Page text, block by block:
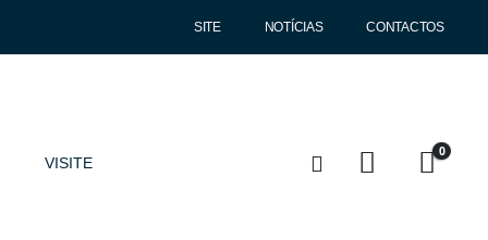
SITE NOTÍCIAS CONTACTOS
VISITE
0